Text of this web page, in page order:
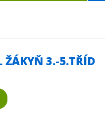
ŽÁKYŇ 3.-5.TŘÍD